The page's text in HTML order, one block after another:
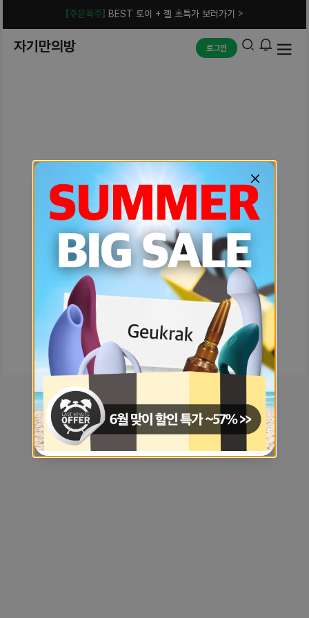
[주문폭주] BEST 토이 + 젤 초특가 보러가기 >
자기만의방 로그인
예상치 못한 에러입니다.